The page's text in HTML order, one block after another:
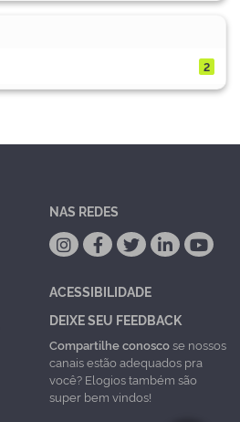
2
NAS REDES
ACESSIBILIDADE
DEIXE SEU FEEDBACK
Compartilhe conoscose nossos
canais estão adequados pra
você? Elogios também são
super bem vindos!